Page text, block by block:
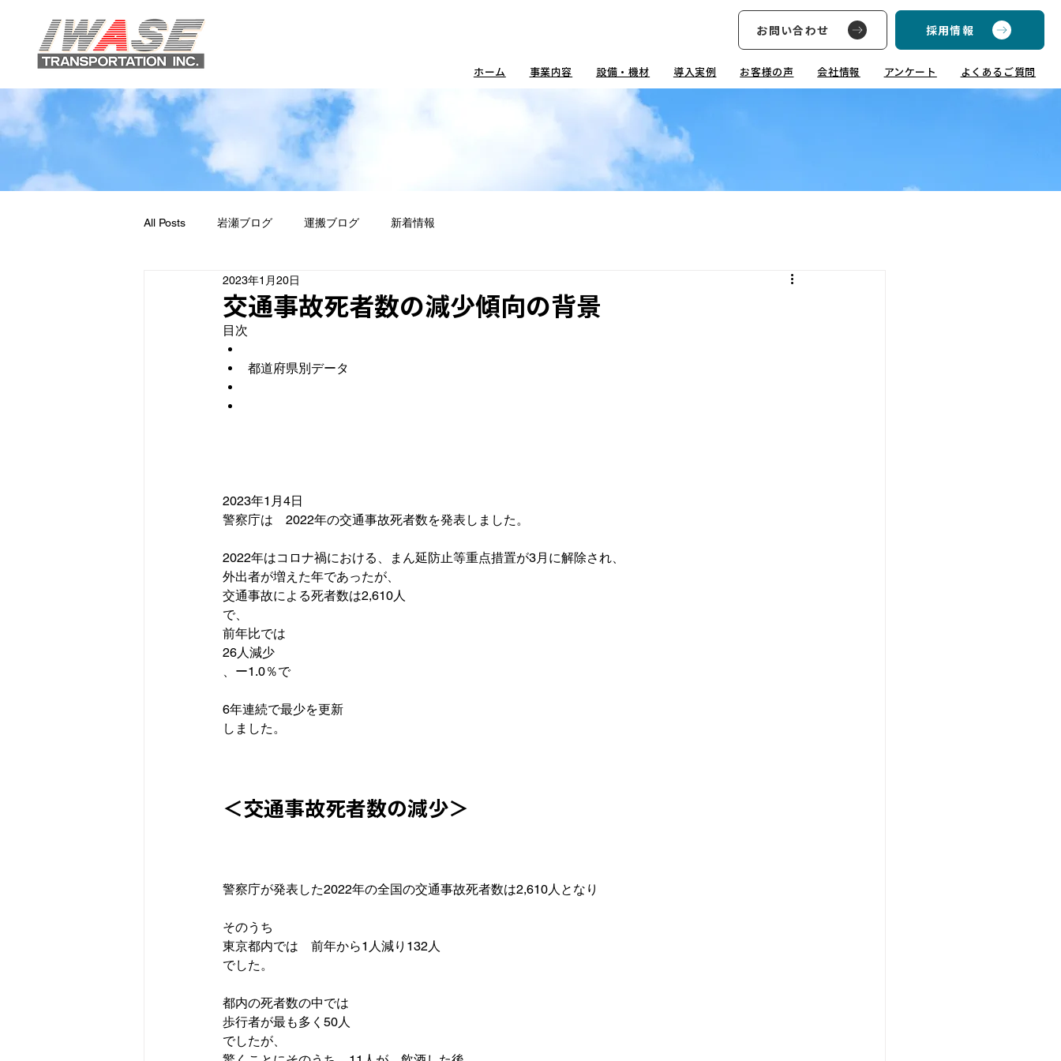
お問い合わせ 採用情報
ホーム 事業内容 設備・機材 導入実例 お客様の声 会社情報 アンケート よくあるご質問
All Posts 岩瀬ブログ 運搬ブログ 新着情報
交通事故死者数の減少傾向の背景
2023年1月20日
目次
都道府県別データ
2023年1月4日
警察庁は　2022年の交通事故死者数を発表しました。
2022年はコロナ禍における、まん延防止等重点措置が3月に解除され、
外出者が増えた年であったが、
交通事故による死者数は2,610人
で、
前年比では
26人減少
6年連続で最少を更新
しました。
＜交通事故死者数の減少＞
警察庁が発表した2022年の全国の交通事故死者数は2,610人となり
そのうち
東京都内では　前年から1人減り132人
でした。
都内の死者数の中では
歩行者が最も多く50人
でしたが、